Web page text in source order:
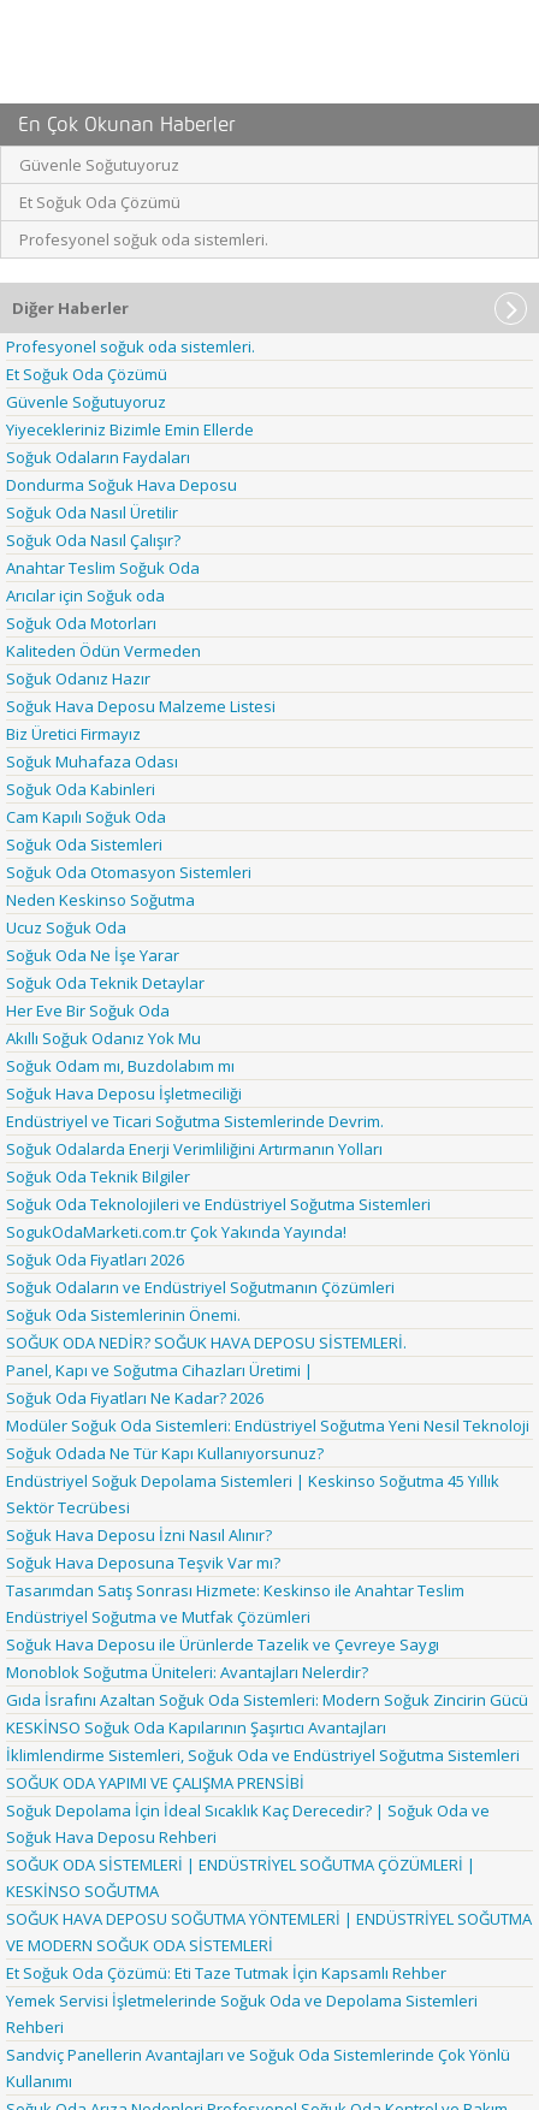
En Çok Okunan Haberler
Güvenle Soğutuyoruz
Et Soğuk Oda Çözümü
Profesyonel soğuk oda sistemleri.
Diğer Haberler
Profesyonel soğuk oda sistemleri.
Et Soğuk Oda Çözümü
Güvenle Soğutuyoruz
Yiyecekleriniz Bizimle Emin Ellerde
Soğuk Odaların Faydaları
Dondurma Soğuk Hava Deposu
Soğuk Oda Nasıl Üretilir
Soğuk Oda Nasıl Çalışır?
Anahtar Teslim Soğuk Oda
Arıcılar için Soğuk oda
Soğuk Oda Motorları
Kaliteden Ödün Vermeden
Soğuk Odanız Hazır
Soğuk Hava Deposu Malzeme Listesi
Biz Üretici Firmayız
Soğuk Muhafaza Odası
Soğuk Oda Kabinleri
Cam Kapılı Soğuk Oda
Soğuk Oda Sistemleri
Soğuk Oda Otomasyon Sistemleri
Neden Keskinso Soğutma
Ucuz Soğuk Oda
Soğuk Oda Ne İşe Yarar
Soğuk Oda Teknik Detaylar
Her Eve Bir Soğuk Oda
Akıllı Soğuk Odanız Yok Mu
Soğuk Odam mı, Buzdolabım mı
Soğuk Hava Deposu İşletmeciliği
Endüstriyel ve Ticari Soğutma Sistemlerinde Devrim.
Soğuk Odalarda Enerji Verimliliğini Artırmanın Yolları
Soğuk Oda Teknik Bilgiler
Soğuk Oda Teknolojileri ve Endüstriyel Soğutma Sistemleri
SogukOdaMarketi.com.tr Çok Yakında Yayında!
Soğuk Oda Fiyatları 2026
Soğuk Odaların ve Endüstriyel Soğutmanın Çözümleri
Soğuk Oda Sistemlerinin Önemi.
SOĞUK ODA NEDİR? SOĞUK HAVA DEPOSU SİSTEMLERİ.
Panel, Kapı ve Soğutma Cihazları Üretimi |
Soğuk Oda Fiyatları Ne Kadar? 2026
Modüler Soğuk Oda Sistemleri: Endüstriyel Soğutma Yeni Nesil Teknoloji
Soğuk Odada Ne Tür Kapı Kullanıyorsunuz?
Endüstriyel Soğuk Depolama Sistemleri | Keskinso Soğutma 45 Yıllık
Sektör Tecrübesi
Soğuk Hava Deposu İzni Nasıl Alınır?
Soğuk Hava Deposuna Teşvik Var mı?
Tasarımdan Satış Sonrası Hizmete: Keskinso ile Anahtar Teslim
Endüstriyel Soğutma ve Mutfak Çözümleri
Soğuk Hava Deposu ile Ürünlerde Tazelik ve Çevreye Saygı
Monoblok Soğutma Üniteleri: Avantajları Nelerdir?
Gıda İsrafını Azaltan Soğuk Oda Sistemleri: Modern Soğuk Zincirin Gücü
KESKİNSO Soğuk Oda Kapılarının Şaşırtıcı Avantajları
İklimlendirme Sistemleri, Soğuk Oda ve Endüstriyel Soğutma Sistemleri
SOĞUK ODA YAPIMI VE ÇALIŞMA PRENSİBİ
Soğuk Depolama İçin İdeal Sıcaklık Kaç Derecedir? | Soğuk Oda ve
Soğuk Hava Deposu Rehberi
SOĞUK ODA SİSTEMLERİ | ENDÜSTRİYEL SOĞUTMA ÇÖZÜMLERİ |
KESKİNSO SOĞUTMA
SOĞUK HAVA DEPOSU SOĞUTMA YÖNTEMLERİ | ENDÜSTRİYEL SOĞUTMA
VE MODERN SOĞUK ODA SİSTEMLERİ
Et Soğuk Oda Çözümü: Eti Taze Tutmak İçin Kapsamlı Rehber
Yemek Servisi İşletmelerinde Soğuk Oda ve Depolama Sistemleri
Rehberi
Sandviç Panellerin Avantajları ve Soğuk Oda Sistemlerinde Çok Yönlü
Kullanımı